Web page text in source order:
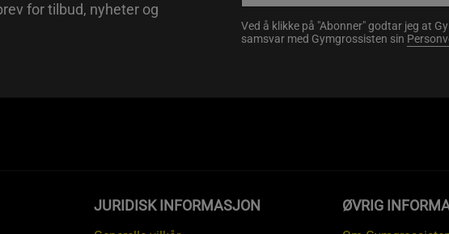
for tilbud, nyheter og
Ved å klikke på "Abonner" godtar jeg at
samsvar med Gymgrossisten sin
JURIDISK INFORMASJON ØVRIG